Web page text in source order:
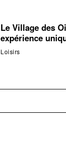
Le Village des
expérience
Loisirs